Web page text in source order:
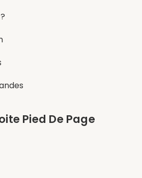
Pied De Page